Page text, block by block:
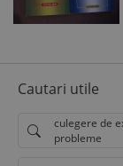
Cautari utile
culegere de
probleme